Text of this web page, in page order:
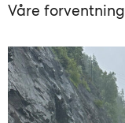
Våre